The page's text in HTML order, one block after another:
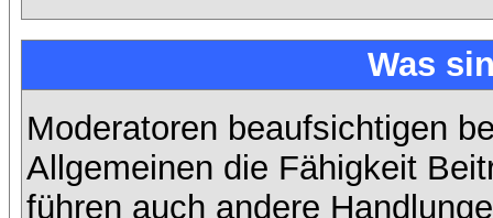
Was
Moderatoren beaufsichtigen
Allgemeinen die Fähigkeit
führen auch andere